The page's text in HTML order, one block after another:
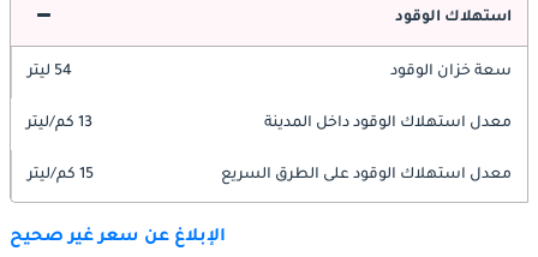
استهلاك الوقود
سعة خزان الوقود 54 ليتر
معدل استهلاك الوقود داخل المدينة 13 كم/ليتر
معدل استهلاك الوقود على الطرق السريع 15 كم/ليتر
الإبلاغ عن سعر غير صحيح